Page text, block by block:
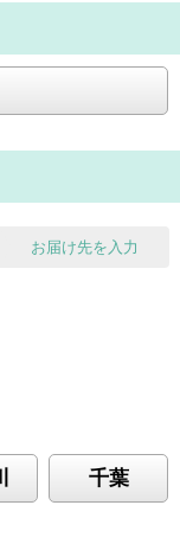
お届け先を入力
千葉